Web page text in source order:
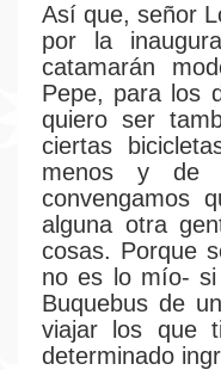
Así que, señor
por la
catamarán
Pepe, para los
quiero ser
ciertas
menos y de
convengamos
alguna otra
cosas. Porque
no es lo mío- si
Buquebus de
viajar los que
determinado